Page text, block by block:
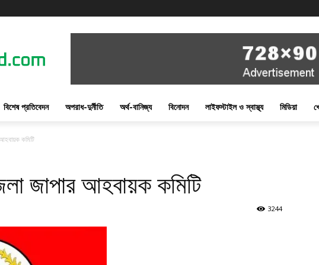
বিশেষ প্রতিবেদন অপরাধ-দুর্নীতি অর্থ-বানিজ্য বিনোদন লাইফস্টাইল ও স্বাস্থ্য মিডিয়া
কমিটি
জাপার আহবায়ক কমিটি
3244